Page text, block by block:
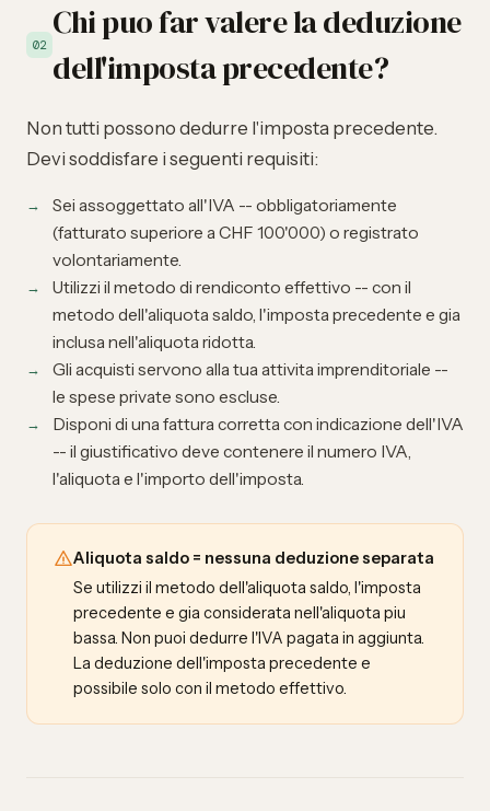
02
Chi puo far valere la deduzione
dell'imposta precedente?
Non tutti possono dedurre l'imposta precedente.
Devi soddisfare i seguenti requisiti:
Sei assoggettato all'IVA -- obbligatoriamente
(fatturato superiore aCHF 100'000) o registrato
volontariamente.
Utilizzi il metodo di rendiconto effettivo -- con il
metodo dell'aliquota saldo, l'imposta precedente e gia
inclusa nell'aliquota ridotta.
Gli acquisti servono alla tua attivita imprenditoriale --
le spese private sono escluse.
Disponi di una fattura corretta con indicazione dell'IVA
-- il giustificativo deve contenere il numero IVA,
l'aliquota e l'importo dell'imposta.
Aliquota saldo = nessuna deduzione separata
Se utilizzi il metodo dell'aliquota saldo, l'imposta
precedente e gia considerata nell'aliquota piu
bassa. Non puoi dedurre l'IVA pagata in aggiunta.
La deduzione dell'imposta precedente e
possibile solo con il metodo effettivo.